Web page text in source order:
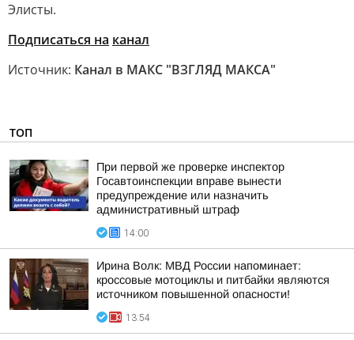
Элисты.
Подписаться на канал
Источник: Канал в МАКС "ВЗГЛЯД МАКСА"
ТОП
При первой же проверке инспектор
Госавтоинспекции вправе вынести
предупреждение или назначить
административный штраф
14:00
Ирина Волк: МВД России напоминает:
кроссовые мотоциклы и питбайки являются
источником повышенной опасности!
13:54